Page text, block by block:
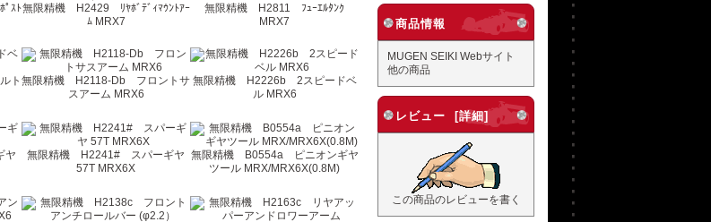
ﾟｽﾄ無限精機 H2429 ﾘﾔﾎﾞﾃﾞｨﾏｳﾝﾄｱｰ
ﾑ MRX7
無限精機 H2811 ﾌｭｰｴﾙﾀﾝｸ
MRX7
ト無限精機 H2118-Db フロントサ
スアーム MRX6
無限精機 H2226b 2スピードベ
ル MRX6
ヤ
無限精機 H2241# スパーギヤ
57T MRX6X
無限精機 B0554a ピニオンギヤ
ツール MRX/MRX6X(0.8M)
商品情報
MUGEN SEIKI Webサイト
他の商品
レビュー [詳細]
この商品のレビューを書く